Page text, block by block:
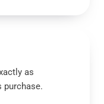
as
purchase.